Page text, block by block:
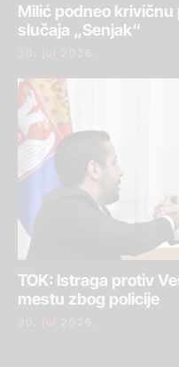
Milić podneo
slučaja „Senjak“
30. jul 2026.
TOK: Istraga protiv
mestu zbog policije
30. jul 2026.